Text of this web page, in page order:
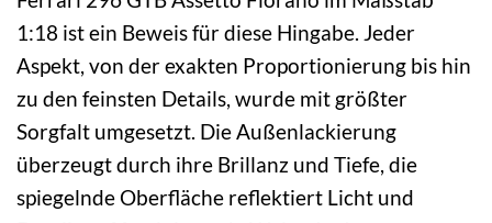
1:18 ist ein Beweis für diese Hingabe. Jeder
Aspekt, von der exakten Proportionierung bis hin
zu den feinsten Details, wurde mit größter
Sorgfalt umgesetzt. Die Außenlackierung
überzeugt durch ihre Brillanz und Tiefe, die
spiegelnde Oberfläche reflektiert Licht und